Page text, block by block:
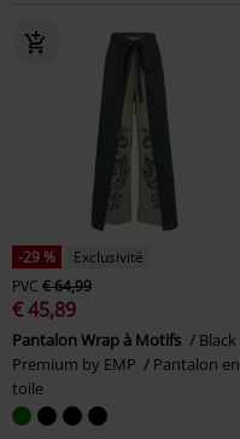
-29 %
Exclusivité
PVC € 64,99
€ 45,89
Pantalon Wrap à Motifs
Black
Premium by EMP
Pantalon en
toile